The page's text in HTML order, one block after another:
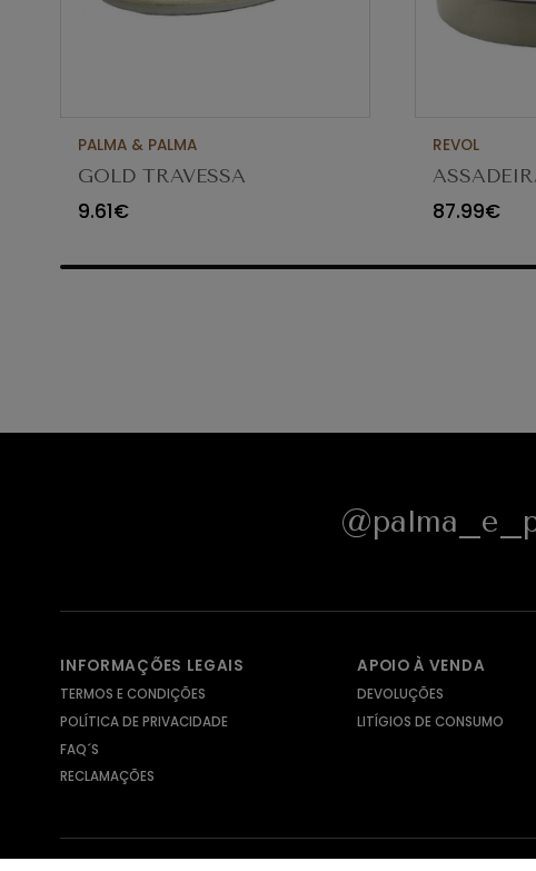
PALMA & PALMA
GOLD TRAVESSA
APPETIZER Ø23X12CM
9.61€
REVOL
87.99€
INFORMAÇÕES LEGAIS
TERMOS E CONDIÇÕES
POLÍTICA DE PRIVACIDADE
FAQ´S
RECLAMAÇÕES
APOIO À VENDA
DEVOLUÇÕES
LITÍGIOS DE CONSUMO